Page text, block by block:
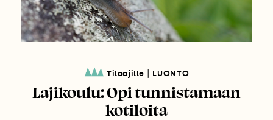
Tilaajille LUONTO
Lajikoulu: Opi tunnistamaan
kotiloita